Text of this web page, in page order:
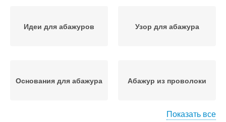
Идеи для абажуров Узор для абажура
Основания для абажура Абажур из проволоки
Показать все